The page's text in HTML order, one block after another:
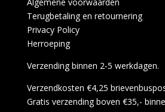
Algemene voorwaarden
Terugbetaling en retournering
Privacy Policy
Herroeping
Verzending binnen 2-5 werkdagen.
Verzendkosten €4,25
Gratis verzending boven €35,-